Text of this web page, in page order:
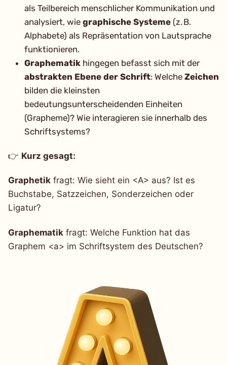
als Teilbereich menschlicher Kommunikation und
analysiert, wie graphische Systeme (z. B.
Alphabete) als Repräsentation von Lautsprache
funktionieren.
Graphematik hingegen befasst sich mit der
abstrakten Ebene der Schrift: Welche Zeichen
bilden die kleinsten
bedeutungsunterscheidenden Einheiten
(Grapheme)? Wie interagieren sie innerhalb des
Schriftsystems?
👉 Kurz gesagt:
Graphetik fragt: Wie sieht ein <A> aus? Ist es
Buchstabe, Satzzeichen, Sonderzeichen oder
Ligatur?
Graphematik fragt: Welche Funktion hat das
Graphem <a> im Schriftsystem des Deutschen?